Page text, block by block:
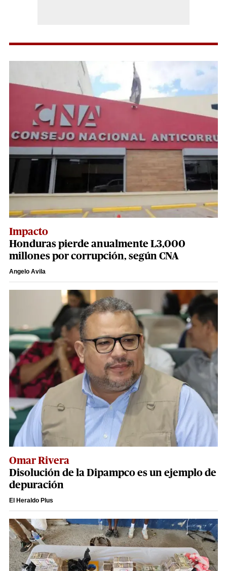
Impacto
Honduras pierde anualmente L3,000
millones por corrupción, según CNA
Angelo Avila
Omar Rivera
Disolución de la Dipampco es un ejemplo de
depuración
El Heraldo Plus